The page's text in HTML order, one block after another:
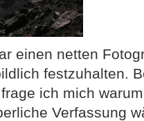
einen netten
festzuhalten.
ich mich
Verfassung